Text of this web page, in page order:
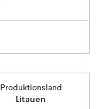
Produktionsland
Litauen